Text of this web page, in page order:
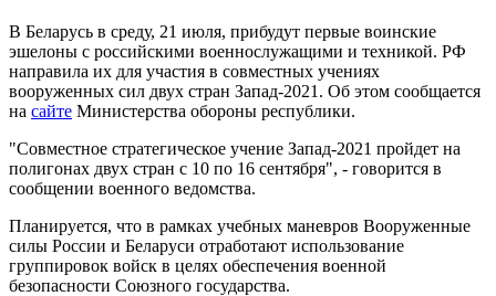
В Беларусь в среду, 21 июля, прибудут первые воинские
эшелоны с российскими военнослужащими и техникой. РФ
направила их для участия в совместных учениях
вооруженных сил двух стран Запад-2021. Об этом сообщается
на сайте Министерства обороны республики.
"Совместное стратегическое учение Запад-2021 пройдет на
полигонах двух стран с 10 по 16 сентября", - говорится в
сообщении военного ведомства.
Планируется, что в рамках учебных маневров Вооруженные
силы России и Беларуси отработают использование
группировок войск в целях обеспечения военной
безопасности Союзного государства.